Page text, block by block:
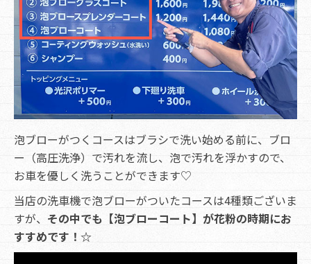
泡ブローがつくコースはブラシで洗い始める前に、ブロ
ー（高圧洗浄）で汚れを流し、泡で汚れを浮かすので、
お車を優しく洗うことができます♡
当店の洗車機で泡ブローがついたコースは4種類ございま
すが、 その中でも【泡ブローコート】が花粉の時期にお
すすめです！☆